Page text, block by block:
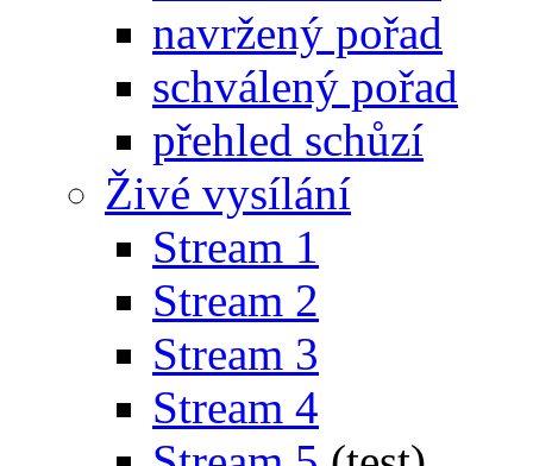
navržený pořad
schválený pořad
přehled schůzí
Živé vysílání
Stream 1
Stream 2
Stream 3
Stream 4